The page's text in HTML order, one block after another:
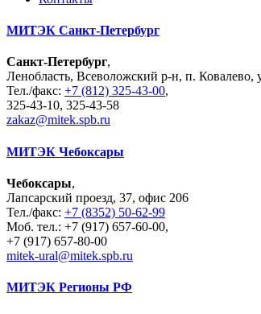
МИТЭК Санкт-Петербург
Санкт-Петербург,
Ленобласть, Всеволожский р-н, п. Ковалево,
Тел./факс: +7 (812) 325-43-00,
325-43-10, 325-43-58
zakaz@mitek.spb.ru
МИТЭК Чебоксары
Чебоксары,
Лапсарский проезд, 37, офис 206
Тел./факс: +7 (8352) 50-62-99
Моб. тел.: +7 (917) 657-60-00,
+7 (917) 657-80-00
mitek-ural@mitek.spb.ru
МИТЭК Регионы РФ